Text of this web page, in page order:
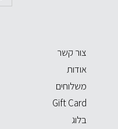
צור קשר
אודות
משלוחים
Gift Card
בלוג